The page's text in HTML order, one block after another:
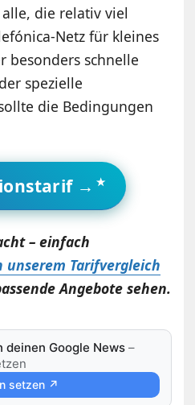
die relativ viel
Netz für kleines
besonders schnelle
spezielle
die Bedingungen
→
– einfach
unserem Tarifvergleich
Angebote sehen.
deinen Google News –
setzen ↗